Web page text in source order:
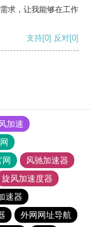
求，让我能够在工作
支持[0] 反对[0]
加速
网
风驰加速器
旋风加速度器
速器
外网网址导航